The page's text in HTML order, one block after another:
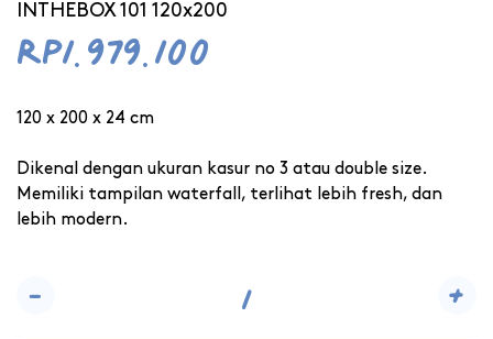
INTHEBOX 101 120x200
Rp1.979.100
120 x 200 x 24 cm
Dikenal dengan ukuran kasur no 3 atau double size.
Memiliki tampilan waterfall, terlihat lebih fresh, dan
lebih modern.
- +